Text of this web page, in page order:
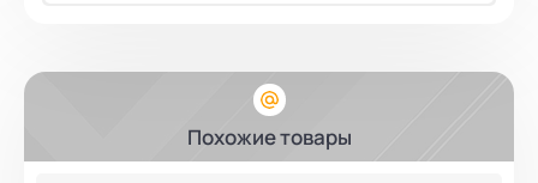
Похожие товары